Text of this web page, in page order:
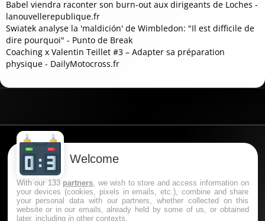
Babel viendra raconter son burn-out aux dirigeants de Loches -
lanouvellerepublique.fr
Swiatek analyse la 'maldición' de Wimbledon: "Il est difficile de
dire pourquoi" - Punto de Break
Coaching x Valentin Teillet #3 – Adapter sa préparation
physique - DailyMotocross.fr
Data powered by Oddspedia
🔞 Le pari en ligne est interdit aux mineurs (-18 ans en
France) et comporte des risques : endettement,
dépendance… En cas de problème, appelez le 09-74-75-
Welcome
With our 133 partners , we wish to store and access information on
your devices (cookies, pixels in emails, etc.), combine and share
your personal data with our partners, whether collected on this
website or in our emails, already held by some of us, or obtained
later, including in other contexts.